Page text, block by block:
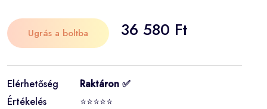
Ugrás a boltba 36 580 Ft
Elérhetőség
Raktáron ✅
Értékelés
⭐⭐⭐⭐⭐